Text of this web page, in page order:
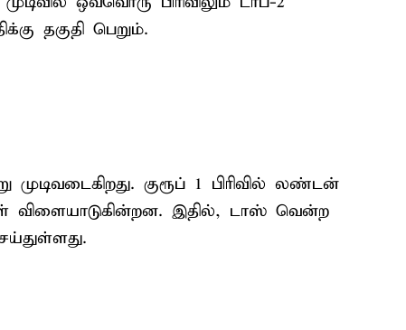
தகுதி பெறும்.
குரூப் 1 பிரிவில் லண்டன்
விளையாடுகின்றன. இதில், டாஸ் வென்ற